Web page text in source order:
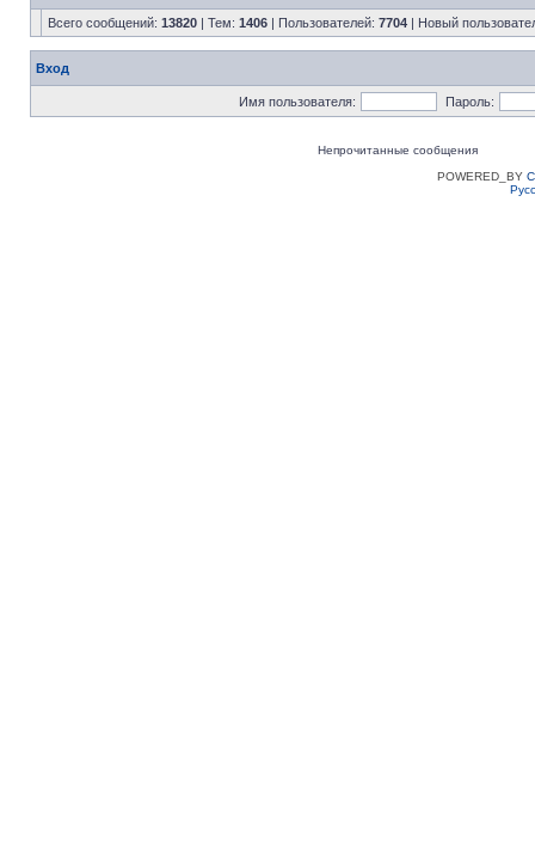
Всего сообщений: 13820 | Тем: 1406 | Пользователей: 7704 | Новый
Вход
Имя пользователя: Пароль:
Непрочитанные сообщения
POWERED_BY